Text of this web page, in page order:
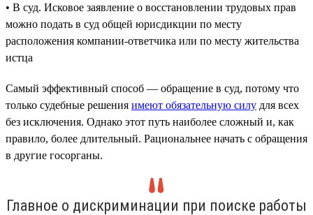
• В суд. Исковое заявление о восстановлении трудовых прав
можно подать в суд общей юрисдикции по месту
расположения компании-ответчика или по месту жительства
истца
Самый эффективный способ — обращение в суд, потому что
только судебные решения имеют обязательную силу для всех
без исключения. Однако этот путь наиболее сложный и, как
правило, более длительный. Рациональнее начать с обращения
в другие госорганы.
Главное о дискриминации при поиске работы